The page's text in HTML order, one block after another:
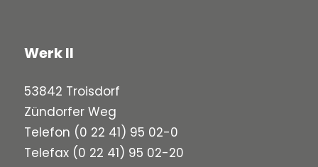
Werk II
53842 Troisdorf
Zündorfer Weg
Telefon (0 22 41) 95 02-0
Telefax (0 22 41) 95 02-20